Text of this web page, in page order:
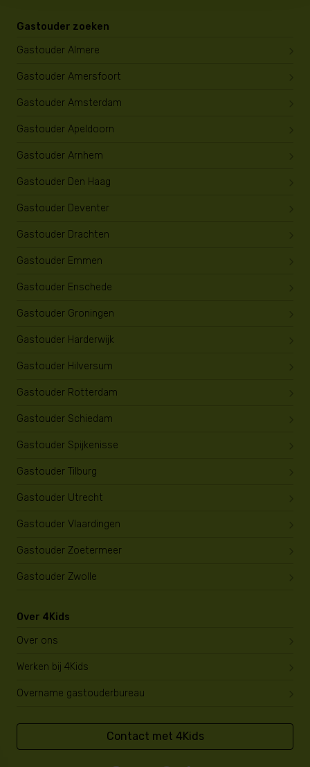
Gastouder zoeken
Gastouder Almere
Gastouder Amersfoort
Gastouder Amsterdam
Gastouder Apeldoorn
Gastouder Arnhem
Gastouder Den Haag
Gastouder Deventer
Gastouder Drachten
Gastouder Emmen
Gastouder Enschede
Gastouder Groningen
Gastouder Harderwijk
Gastouder Hilversum
Gastouder Rotterdam
Gastouder Schiedam
Gastouder Spijkenisse
Gastouder Tilburg
Gastouder Utrecht
Gastouder Vlaardingen
Gastouder Zoetermeer
Gastouder Zwolle
Over 4Kids
Over ons
Werken bij 4Kids
Overname gastouderbureau
Contact met 4Kids